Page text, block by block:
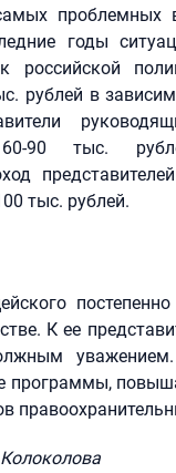
проблемных
годы
российской
рублей в
60-90 тыс.
тыс. рублей.
К ее
уважением.
программы,